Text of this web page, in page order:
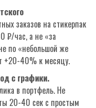
заказов на стикерпак
₽/час, а не «за
по «небольшой же
+20-40% к месяцу.
с графики.
в портфель. Не
20-40 сек с простым